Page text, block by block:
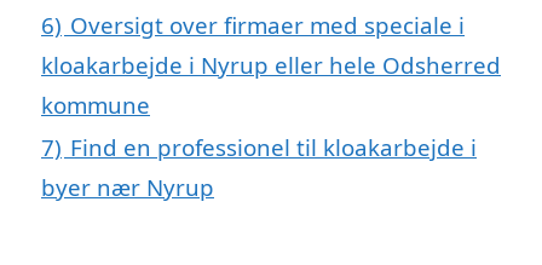
6) Oversigt over firmaer med speciale i
kloakarbejde i Nyrup eller hele Odsherred
kommune
7) Find en professionel til kloakarbejde i
byer nær Nyrup